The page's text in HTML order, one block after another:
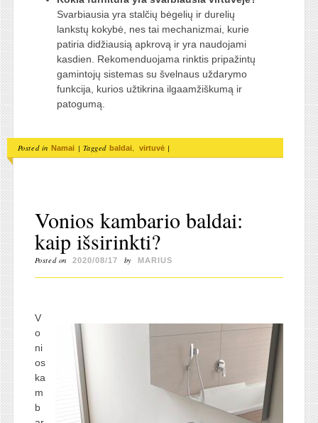
Svarbiausia yra stalčių bėgelių ir durelių
lankstų kokybė, nes tai mechanizmai, kurie
patiria didžiausią apkrovą ir yra naudojami
kasdien. Rekomenduojama rinktis pripažintų
gamintojų sistemas su švelnaus uždarymo
funkcija, kurios užtikrina ilgaamžiškumą ir
patogumą.
Posted in Namai | Tagged baldai, virtuvė |
Vonios kambario baldai:
kaip išsirinkti?
Posted on 2020/08/17 by MARIUS
V
o
ni
os
ka
m
b